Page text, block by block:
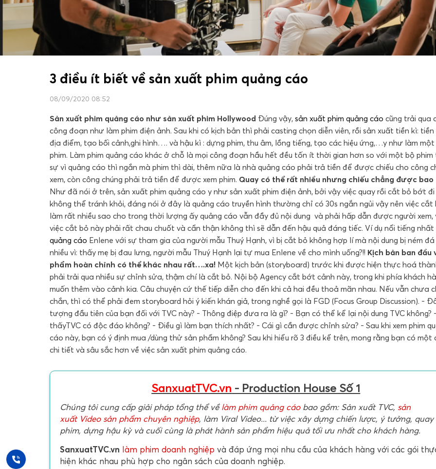
3 điều ít biết về sản xuất phim quảng cáo
08/09/2020 08:52
Sản xuất phim quảng cáo như sản xuất phim Hollywood Đúng vậy, sản xuất phim quảng cáo cũng trải qua
công đoạn như làm phim điện ảnh. Sau khi có kịch bản thì phải casting chọn diễn viên, rồi sản xuất tiền kì:
địa điểm, tạo bối cảnh,ghi hình…. và hậu kì : dựng phim, thu âm, lồng tiếng, tạo các hiệu ứng,…y như làm
phim. Làm phim quảng cáo khác ở chỗ là mọi công đoạn hầu hết đều tốn ít thời gian hơn so với một bộ
sự vì quảng cáo thì ngắn mà phim thì dài, thêm nữa là nhà quảng cáo phải trả tiền để được chiếu cho công
xem, còn công chúng phải trả tiền để được xem phim. Quay có thể rất nhiều nhưng chiếu chẳng được bao
Như đã nói ở trên, sản xuất phim quảng cáo y như sản xuất phim điện ảnh, bởi vậy việc quay rồi cắt bỏ bớt
không thể tránh khỏi, đáng nói ở đây là quảng cáo truyền hình thường chỉ có 30s ngắn ngủi vậy nên việc cắt
làm rất nhiều sao cho trong thời lượng ấy quảng cáo vẫn đầy đủ nội dung và phải hấp dẫn được người xem,
việc cắt bỏ này phải rất chau chuốt và cẩn thận không thì sẽ dẫn đến hậu quả đáng tiếc. Ví dụ nổi tiếng
quảng cáo Enlene với sự tham gia của người mẫu Thuý Hạnh, vì bị cắt bỏ không hợp lí mà nội dung bị ném
nhiều vì: thấy mẹ bị đau lưng, người mẫu Thuý Hạnh lại tự mua Enlene về cho mình uống?!! Kịch bản ban đầu
phẩm hoàn chỉnh có thể khác nhau rất….xa! Một kịch bản (storyboard) trước khi được hiện thực hoá
phải trải qua nhiều sự chỉnh sửa, thậm chí là cắt bỏ. Nội bộ Agency cắt bớt cảnh này, trong khi phía khách
muốn thêm vào cảnh kia. Câu chuyện cứ thế tiếp diễn cho đến khi cả hai đều thoả mãn nhau. Nếu vẫn chưa
chắn, thì có thể phải đem storyboard hỏi ý kiến khán giả, trong nghề gọi là FGD (Focus Group Discussion). -
tượng đầu tiên của bạn đối với TVC này? - Thông điệp đưa ra là gì? - Bạn có thể kể lại nội dung TVC không?
thấyTVC có độc đáo không? - Điều gì làm bạn thích nhất? - Cái gì cần được chỉnh sửa? - Sau khi xem phim
cáo này, bạn có ý định mua /dùng thử sản phẩm không? Sau khi hiểu rõ 3 điều kể trên, mong rằng bạn có một
chi tiết và sâu sắc hơn về việc sản xuất phim quảng cáo.
SanxuatTVC.vn - Production House Số 1
Chúng tôi cung cấp giải pháp tổng thể vềlàm phim quảng cáobao gồm: Sản xuất TVC, sản
xuất Video sản phẩm chuyên nghiệp, làm Viral Video... từ việc xây dựng chiến lược, ý tưởng, quay
phim, dựng hậu kỳ và cuối cùng là phát hành sản phẩm hiệu quả tối ưu nhất cho khách hàng.
SanxuatTVC.vn làm phim doanh nghiệp và đáp ứng mọi nhu cầu của khách hàng với các gói
hiện khác nhau phù hợp cho ngân sách của doanh nghiệp.